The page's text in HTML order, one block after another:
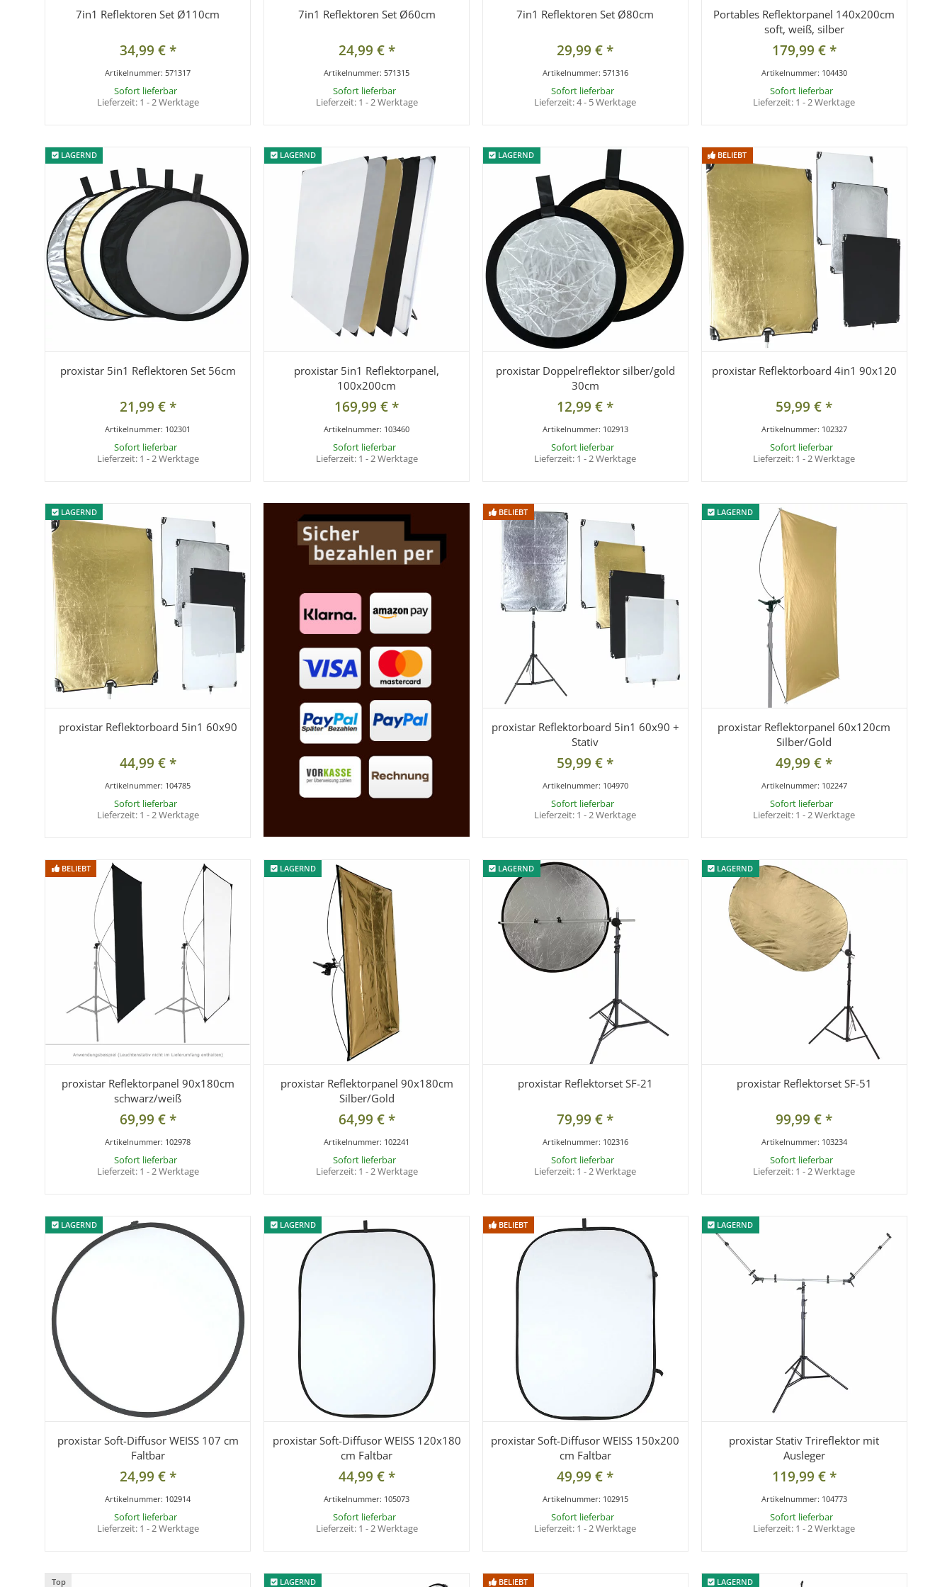
7in1 Reflektoren Set Ø110cm
34,99 €*
Artikelnummer: 571317
Sofort lieferbar
Lieferzeit: 1 - 2 Werktage
7in1 Reflektoren Set Ø60cm
24,99 €*
Artikelnummer: 571315
Sofort lieferbar
Lieferzeit: 1 - 2 Werktage
7in1 Reflektoren Set Ø80cm
29,99 €*
Artikelnummer: 571316
Sofort lieferbar
Lieferzeit:4 - 5 Werktage
Portables Reflektorpanel 140x200cm
soft, weiß, silber
179,99 €*
Artikelnummer: 104430
Sofort lieferbar
Lieferzeit: 1 - 2 Werktage
LAGERND
LAGERND
proxistar 5in1 Reflektoren Set 56cm
21,99 €*
Artikelnummer: 102301
Sofort lieferbar
Lieferzeit: 1 - 2 Werktage
LAGERND
LAGERND
proxistar 5in1 Reflektorpanel,
100x200cm
169,99 €*
Artikelnummer: 103460
Sofort lieferbar
Lieferzeit: 1 - 2 Werktage
LAGERND
LAGERND
proxistar Doppelreflektor silber/gold
30cm
12,99 €*
Artikelnummer: 102913
Sofort lieferbar
Lieferzeit: 1 - 2 Werktage
BELIEBT
BELIEBT
proxistar Reflektorboard 4in1 90x120
59,99 €*
Artikelnummer: 102327
Sofort lieferbar
Lieferzeit: 1 - 2 Werktage
LAGERND
LAGERND
proxistar Reflektorboard 5in1 60x90
44,99 €*
Artikelnummer: 104785
Sofort lieferbar
Lieferzeit: 1 - 2 Werktage
BELIEBT
BELIEBT
proxistar Reflektorboard 5in1 60x90 +
Stativ
59,99 €*
Artikelnummer: 104970
Sofort lieferbar
Lieferzeit: 1 - 2 Werktage
LAGERND
LAGERND
proxistar Reflektorpanel 60x120cm
Silber/Gold
49,99 €*
Artikelnummer: 102247
Sofort lieferbar
Lieferzeit: 1 - 2 Werktage
BELIEBT
BELIEBT
proxistar Reflektorpanel 90x180cm
schwarz/weiß
69,99 €*
Artikelnummer: 102978
Sofort lieferbar
Lieferzeit: 1 - 2 Werktage
LAGERND
LAGERND
proxistar Reflektorpanel 90x180cm
Silber/Gold
64,99 €*
Artikelnummer: 102241
Sofort lieferbar
Lieferzeit: 1 - 2 Werktage
LAGERND
LAGERND
proxistar Reflektorset SF-21
79,99 €*
Artikelnummer: 102316
Sofort lieferbar
Lieferzeit: 1 - 2 Werktage
LAGERND
LAGERND
proxistar Reflektorset SF-51
99,99 €*
Artikelnummer: 103234
Sofort lieferbar
Lieferzeit: 1 - 2 Werktage
LAGERND
LAGERND
proxistar Soft-Diffusor WEISS 107 cm
Faltbar
24,99 €*
Artikelnummer: 102914
Sofort lieferbar
Lieferzeit: 1 - 2 Werktage
LAGERND
LAGERND
proxistar Soft-Diffusor WEISS 120x180
cm Faltbar
44,99 €*
Artikelnummer: 105073
Sofort lieferbar
Lieferzeit: 1 - 2 Werktage
BELIEBT
BELIEBT
proxistar Soft-Diffusor WEISS 150x200
cm Faltbar
49,99 €*
Artikelnummer: 102915
Sofort lieferbar
Lieferzeit: 1 - 2 Werktage
LAGERND
LAGERND
proxistar Stativ Trireflektor mit
Ausleger
119,99 €*
Artikelnummer: 104773
Sofort lieferbar
Lieferzeit: 1 - 2 Werktage
Top
Top LAGERND
LAGERND BELIEBT
BELIEBT LAGERND
LAGERND